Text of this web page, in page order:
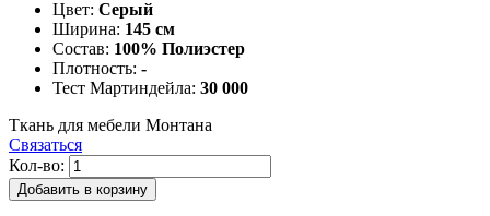
Цвет: Серый
Ширина: 145 см
Состав: 100% Полиэстер
Плотность: -
Тест Мартиндейла: 30 000
Ткань для мебели Монтана
Связаться
Кол-во:
Добавить в корзину